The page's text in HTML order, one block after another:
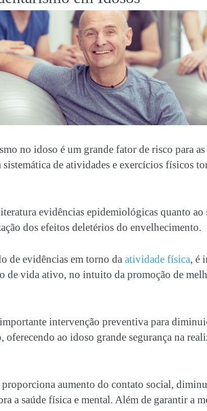
no idoso é um grande fator de risco para as
sistemática de atividades e exercícios físicos
evidências epidemiológicas quanto
dos efeitos deletérios do envelhecimento.
de evidências em torno da atividade física, é
de vida ativo, no intuito da promoção de
intervenção preventiva para
oferecendo ao idoso grande segurança na
aumento do contato social,
a saúde física e mental. Além de garantir a